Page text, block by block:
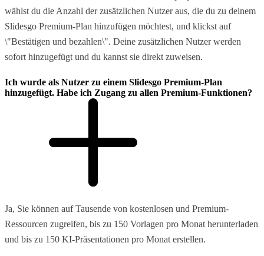
wählst du die Anzahl der zusätzlichen Nutzer aus, die du zu deinem
Slidesgo Premium-Plan hinzufügen möchtest, und klickst auf
\"Bestätigen und bezahlen\". Deine zusätzlichen Nutzer werden
sofort hinzugefügt und du kannst sie direkt zuweisen.
Ich wurde als Nutzer zu einem Slidesgo Premium-Plan
hinzugefügt. Habe ich Zugang zu allen Premium-Funktionen?
Ja, Sie können auf Tausende von kostenlosen und Premium-
Ressourcen zugreifen, bis zu 150 Vorlagen pro Monat herunterladen
und bis zu 150 KI-Präsentationen pro Monat erstellen.